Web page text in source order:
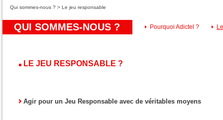
Qui sommes-nous ? > Le jeu responsable
QUI SOMMES-NOUS ? Pourquoi Adictel ?
LE JEU RESPONSABLE ?
Agir pour un Jeu Responsable avec de véritables moyens